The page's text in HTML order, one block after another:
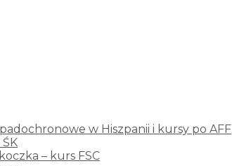
w Hiszpanii i kursy po AFF
– kurs FSC